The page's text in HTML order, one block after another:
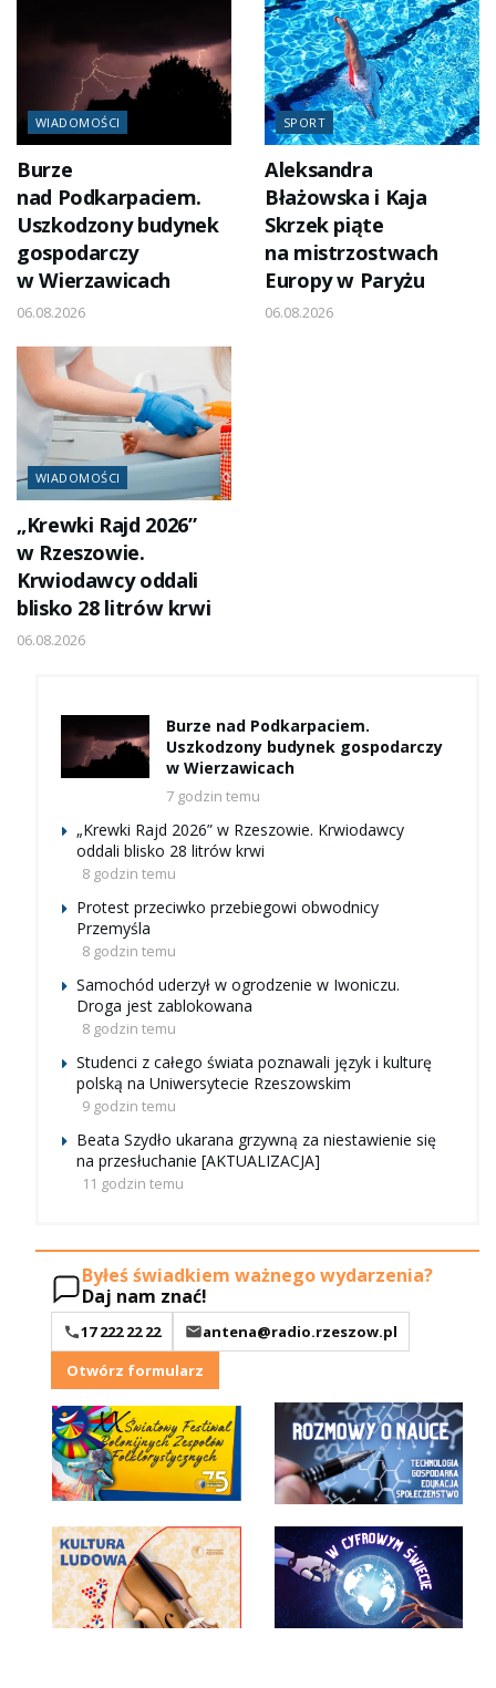
WIADOMOŚCI
Burze
nad Podkarpaciem.
Uszkodzony budynek
gospodarczy
w Wierzawicach
06.08.2026
SPORT
Aleksandra
Błażowska i Kaja
Skrzek piąte
na mistrzostwach
Europy w Paryżu
06.08.2026
WIADOMOŚCI
„Krewki Rajd 2026”
w Rzeszowie.
Krwiodawcy oddali
blisko 28 litrów krwi
06.08.2026
Burze nad Podkarpaciem.
Uszkodzony budynek gospodarczy
w Wierzawicach
7 godzin temu
„Krewki Rajd 2026” w Rzeszowie. Krwiodawcy
oddali blisko 28 litrów krwi
8 godzin temu
Protest przeciwko przebiegowi obwodnicy
Przemyśla
8 godzin temu
Samochód uderzył w ogrodzenie w Iwoniczu.
Droga jest zablokowana
8 godzin temu
Studenci z całego świata poznawali język i kulturę
polską na Uniwersytecie Rzeszowskim
9 godzin temu
Beata Szydło ukarana grzywną za niestawienie się
na przesłuchanie [AKTUALIZACJA]
11 godzin temu
Byłeś świadkiem ważnego wydarzenia?
Daj nam znać!
17 222 22 22
antena@radio.rzeszow.pl
Otwórz formularz